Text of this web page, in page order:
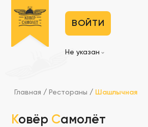
Не указан
ВОЙТИ
Главная / Рестораны / Шашлычная
Ковёр Самолёт